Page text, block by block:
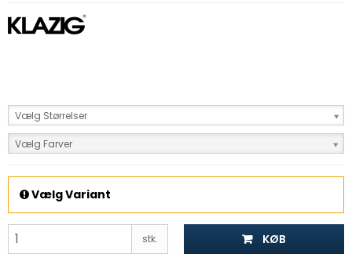
Vælg Størrelser
Vælg Farver
Vælg Variant
stk. KØB